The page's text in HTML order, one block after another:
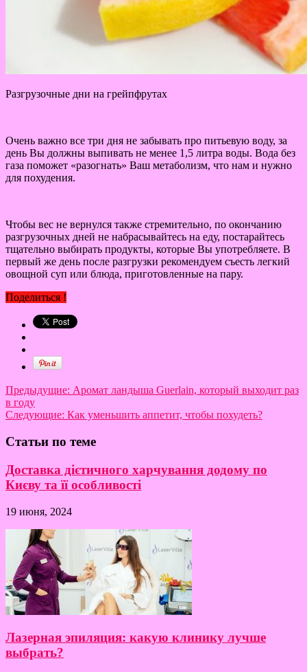
Разгрузочные дни на грейпфрутах
Очень важно все три дня не забывать про питьевую воду, за
день Вы должны выпивать не менее 1,5 литра воды. Вода без
газа поможет «разогнать» Ваш метаболизм, что нам и нужно
для похудения.
Чтобы вес не вернулся также стремительно, по окончанию
разгрузочных дней не набрасывайтесь на еду, постарайтесь
тщательно выбирать продукты, которые Вы употребляете. В
первый же день после разгрузки рекомендуем съесть легкий
овощной суп или блюда, приготовленные на пару.
Поделиться !
Предыдущие: Аромат ландыша Guerlain, который выходит раз
в году
Следующие: Как уменьшить аппетит, чтобы похудеть?
Статьи по теме
Доставка дієтичного харчування додому по
Києву та її особливості
19 июня, 2024
Лазерная эпиляция: какую клинику лучше
выбрать?